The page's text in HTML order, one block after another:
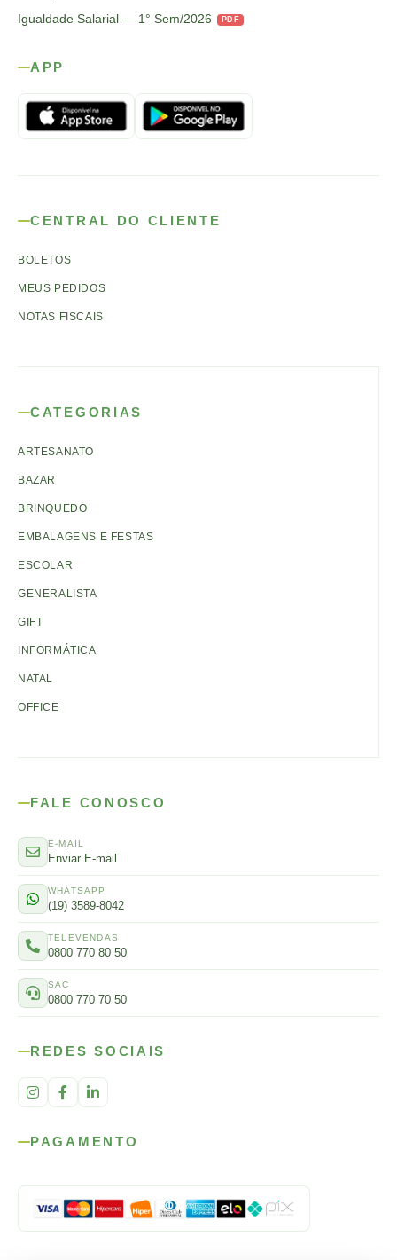
Igualdade Salarial — 1° Sem/2026
PDF
APP
CENTRAL DO CLIENTE
BOLETOS
MEUS PEDIDOS
NOTAS FISCAIS
CATEGORIAS
ARTESANATO
BAZAR
BRINQUEDO
EMBALAGENS E FESTAS
ESCOLAR
GENERALISTA
GIFT
INFORMÁTICA
NATAL
OFFICE
FALE CONOSCO
E-MAIL
Enviar E-mail
WHATSAPP
(19) 3589-8042
TELEVENDAS
0800 770 80 50
SAC
0800 770 70 50
REDES SOCIAIS
PAGAMENTO